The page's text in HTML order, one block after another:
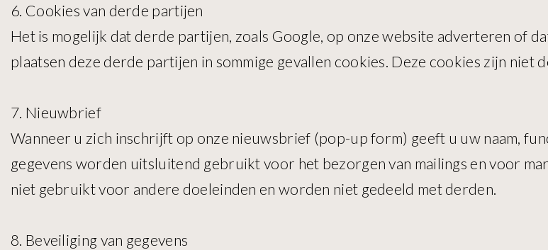
6. Cookies van derde partijen
Het is mogelijk dat derde partijen, zoals Google, op onze website adverteren of
plaatsen deze derde partijen in sommige gevallen cookies. Deze cookies zijn niet
7. Nieuwbrief
Wanneer u zich inschrijft op onze nieuwsbrief (pop-up form) geeft u uw naam,
gegevens worden uitsluitend gebruikt voor het bezorgen van mailings en voor
niet gebruikt voor andere doeleinden en worden niet gedeeld met derden.
8. Beveiliging van gegevens